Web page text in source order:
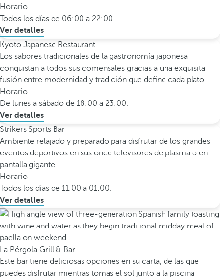
Horario
Todos los días de 06:00 a 22:00.
Ver detalles
Kyoto Japanese Restaurant
Los sabores tradicionales de la gastronomía japonesa
conquistan a todos sus comensales gracias a una exquisita
fusión entre modernidad y tradición que define cada plato.
Horario
De lunes a sábado de 18:00 a 23:00.
Ver detalles
Strikers Sports Bar
Ambiente relajado y preparado para disfrutar de los grandes
eventos deportivos en sus once televisores de plasma o en
pantalla gigante.
Horario
Todos los días de 11:00 a 01:00.
Ver detalles
La Pérgola Grill & Bar
Este bar tiene deliciosas opciones en su carta, de las que
puedes disfrutar mientras tomas el sol junto a la piscina